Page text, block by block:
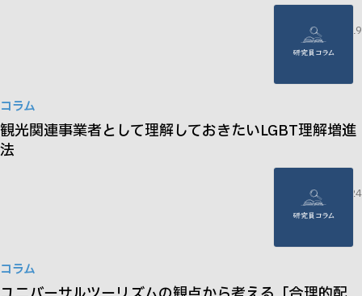
2025.02.19
コラム
観光関連事業者として理解しておきたいLGBT理解増進
法
2023.08.24
コラム